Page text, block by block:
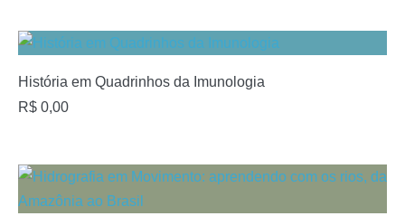
História em Quadrinhos da Imunologia
R$ 0,00